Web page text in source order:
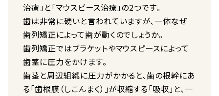
治療」と「マウスピース治療」の2つです。
歯は非常に硬いと言われていますが、一体なぜ
歯列矯正によって歯が動くのでしょうか。
歯列矯正ではブラケットやマウスピースによって
歯茎に圧力をかけます。
歯茎と周辺組織に圧力がかかると、歯の根幹にあ
る「歯根膜（しこんまく）」が収縮する「吸収」と、一